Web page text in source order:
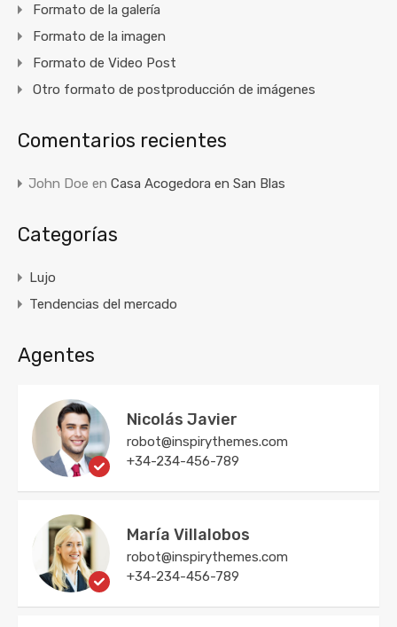
Formato de la galería
Formato de la imagen
Formato de Video Post
Otro formato de postproducción de imágenes
Comentarios recientes
John Doe en Casa Acogedora en San Blas
Categorías
Lujo
Tendencias del mercado
Agentes
Nicolás Javier
robot@inspirythemes.com
+34-234-456-789
María Villalobos
robot@inspirythemes.com
+34-234-456-789